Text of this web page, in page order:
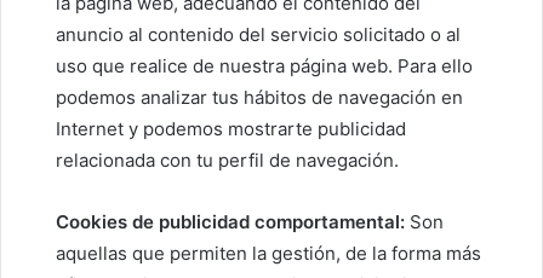
anuncio al contenido del servicio solicitado o al
uso que realice de nuestra página web. Para ello
podemos analizar tus hábitos de navegación en
Internet y podemos mostrarte publicidad
relacionada con tu perfil de navegación.
Cookies de publicidad comportamental: Son
aquellas que permiten la gestión, de la forma más